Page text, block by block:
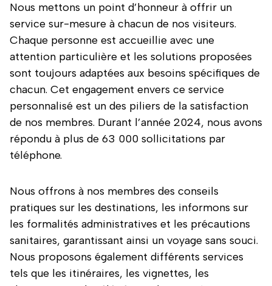
Nous mettons un point d’honneur à offrir un
service sur-mesure à chacun de nos visiteurs.
Chaque personne est accueillie avec une
attention particulière et les solutions proposées
sont toujours adaptées aux besoins spécifiques de
chacun. Cet engagement envers ce service
personnalisé est un des piliers de la satisfaction
de nos membres. Durant l’année 2024, nous avons
répondu à plus de 63 000 sollicitations par
téléphone.
Nous offrons à nos membres des conseils
pratiques sur les destinations, les informons sur
les formalités administratives et les précautions
sanitaires, garantissant ainsi un voyage sans souci.
Nous proposons également différents services
tels que les itinéraires, les vignettes, les